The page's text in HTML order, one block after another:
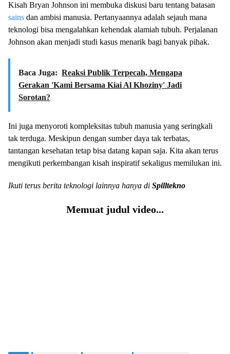
Kisah Bryan Johnson ini membuka diskusi baru tentang batasan
sains dan ambisi manusia. Pertanyaannya adalah sejauh mana
teknologi bisa mengalahkan kehendak alamiah tubuh. Perjalanan
Johnson akan menjadi studi kasus menarik bagi banyak pihak.
Baca Juga: Reaksi Publik Terpecah, Mengapa
Gerakan 'Kami Bersama Kiai Al Khoziny' Jadi
Sorotan?
Ini juga menyoroti kompleksitas tubuh manusia yang seringkali
tak terduga. Meskipun dengan sumber daya tak terbatas,
tantangan kesehatan tetap bisa datang kapan saja. Kita akan terus
mengikuti perkembangan kisah inspiratif sekaligus memilukan ini.
Ikuti terus berita teknologi lainnya hanya di Spilltekno
Memuat judul video...